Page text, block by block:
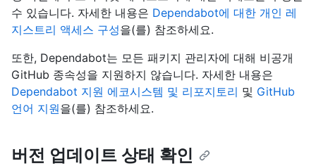
수 있습니다. 자세한 내용은 Dependabot에 대한 개인 레
지스트리 액세스 구성을(를) 참조하세요.
또한, Dependabot는 모든 패키지 관리자에 대해 비공개
GitHub 종속성을 지원하지 않습니다. 자세한 내용은
Dependabot 지원 에코시스템 및 리포지토리 및 GitHub
언어 지원을(를) 참조하세요.
버전 업데이트 상태 확인